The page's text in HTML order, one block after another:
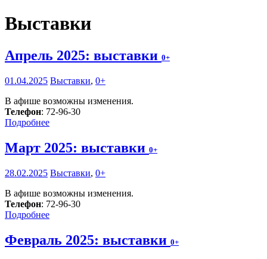
Выставки
Апрель 2025: выставки 0+
01.04.2025 Выставки, 0+
В афише возможны изменения.
Телефон: 72-96-30
Подробнее
Март 2025: выставки 0+
28.02.2025 Выставки, 0+
В афише возможны изменения.
Телефон: 72-96-30
Подробнее
Февраль 2025: выставки 0+